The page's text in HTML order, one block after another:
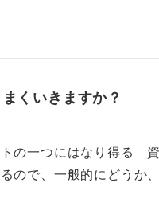
くいきますか？
の一つにはなり得る
ので、一般的にどうか